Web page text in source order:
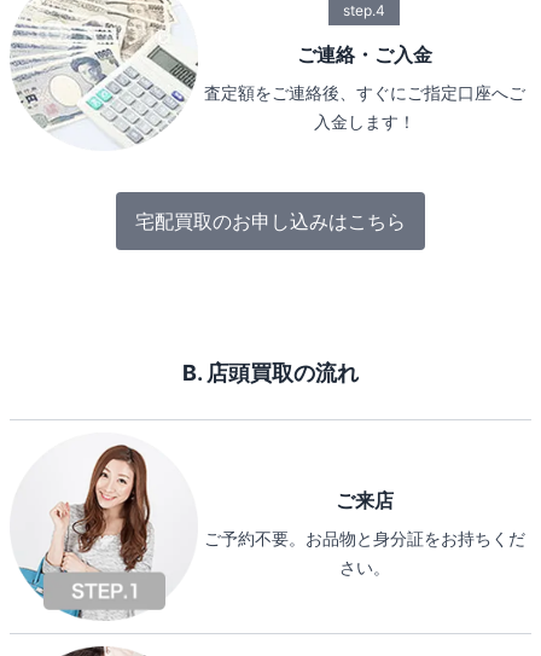
step.4
ご連絡・ご入金
査定額をご連絡後、すぐにご指定口座へご
入金します！
宅配買取のお申し込みはこちら
B. 店頭買取の流れ
ご来店
ご予約不要。お品物と身分証をお持ちくだ
さい。